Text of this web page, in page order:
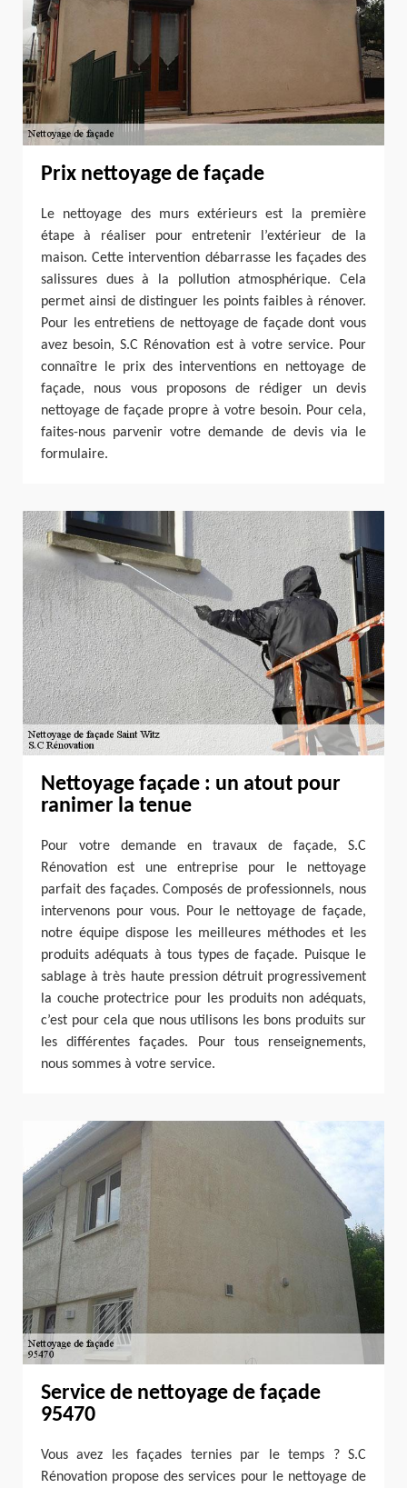
Prix nettoyage de façade
Le nettoyage des murs extérieurs est la première
étape à réaliser pour entretenir l’extérieur de la
maison. Cette intervention débarrasse les façades des
salissures dues à la pollution atmosphérique. Cela
permet ainsi de distinguer les points faibles à rénover.
Pour les entretiens de nettoyage de façade dont vous
avez besoin, S.C Rénovation est à votre service. Pour
connaître le prix des interventions en nettoyage de
façade, nous vous proposons de rédiger un devis
nettoyage de façade propre à votre besoin. Pour cela,
faites-nous parvenir votre demande de devis via le
formulaire.
Nettoyage façade : un atout pour
ranimer la tenue
Pour votre demande en travaux de façade, S.C
Rénovation est une entreprise pour le nettoyage
parfait des façades. Composés de professionnels, nous
intervenons pour vous. Pour le nettoyage de façade,
notre équipe dispose les meilleures méthodes et les
produits adéquats à tous types de façade. Puisque le
sablage à très haute pression détruit progressivement
la couche protectrice pour les produits non adéquats,
c’est pour cela que nous utilisons les bons produits sur
les différentes façades. Pour tous renseignements,
nous sommes à votre service.
Service de nettoyage de façade
95470
Vous avez les façades ternies par le temps ? S.C
Rénovation propose des services pour le nettoyage de